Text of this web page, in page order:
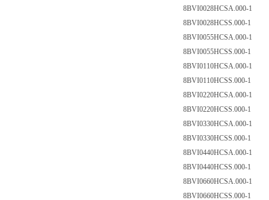
8BVI0028HCSA.000-1
8BVI0028HCSS.000-1
8BVI0055HCSA.000-1
8BVI0055HCSS.000-1
8BVI0110HCSA.000-1
8BVI0110HCSS.000-1
8BVI0220HCSA.000-1
8BVI0220HCSS.000-1
8BVI0330HCSA.000-1
8BVI0330HCSS.000-1
8BVI0440HCSA.000-1
8BVI0440HCSS.000-1
8BVI0660HCSA.000-1
8BVI0660HCSS.000-1